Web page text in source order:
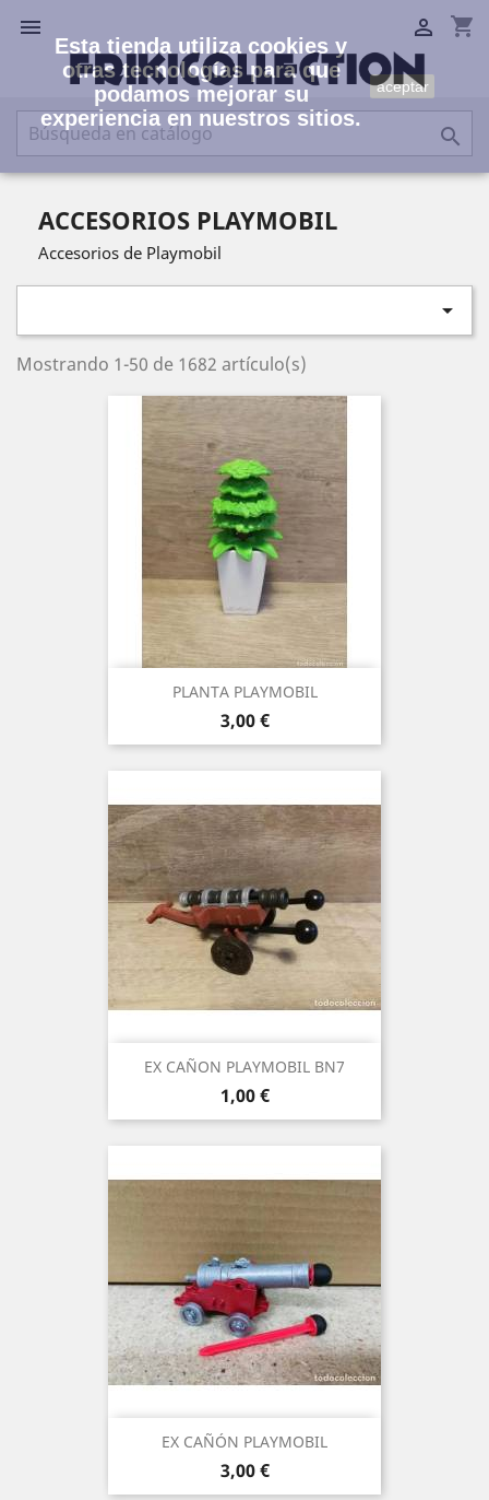
 shopping_cart


ACCESORIOS PLAYMOBIL
Accesorios de Playmobil

Mostrando 1-50 de 1682 artículo(s)
PLANTA PLAYMOBIL
Precio
3,00 €
EX CAÑON PLAYMOBIL BN7
Precio
1,00 €
EX CAÑÓN PLAYMOBIL
Precio
3,00 €
Esta tienda utiliza cookies y
otras tecnologías para que
podamos mejorar su
experiencia en nuestros sitios.
aceptar